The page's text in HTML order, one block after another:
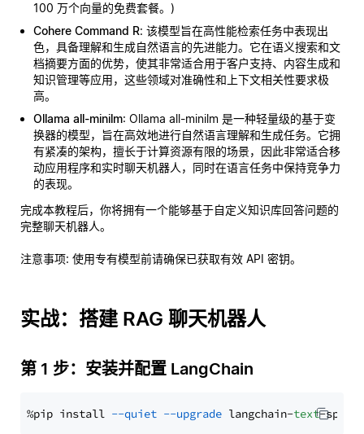
100 万个向量的免费套餐。)
Cohere Command R: 该模型旨在高性能检索任务中表现出
色，具备理解和生成自然语言的先进能力。它在语义搜索和文
档摘要方面的优势，使其非常适合用于客户支持、内容生成和
知识管理等应用，这些领域对准确性和上下文相关性要求极
高。
Ollama all-minilm: Ollama all-minilm 是一种轻量级的基于变
换器的模型，旨在高效地进行自然语言理解和生成任务。它拥
有紧凑的架构，擅长于计算资源有限的场景，因此非常适合移
动应用程序和实时聊天机器人，同时在语言任务中保持竞争力
的表现。
完成本教程后，你将拥有一个能够基于自定义知识库回答问题的
完整聊天机器人。
注意事项: 使用专有模型前请确保已获取有效 API 密钥。
实战：搭建 RAG 聊天机器人
第 1 步：安装并配置 LangChain
%pip install --quiet --upgrade langchain-text